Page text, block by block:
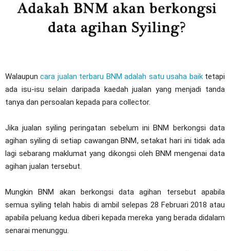
Walaupuncara jualan terbaru BNM adalah satu usaha baiktetapi
ada isu-isu selain daripada kaedah jualan yang menjadi tanda
tanya dan persoalan kepada para collector.
Jika jualan syiling peringatan sebelum ini BNM berkongsi data
agihan syiling di setiap cawangan BNM, setakat hari ini tidak ada
lagi sebarang maklumat yang dikongsi oleh BNM mengenai data
agihan jualan tersebut.
Mungkin BNM akan berkongsi data agihan tersebut apabila
semua syiling telah habis di ambil selepas 28 Februari 2018 atau
apabila peluang kedua diberi kepada mereka yang berada didalam
senarai menunggu.